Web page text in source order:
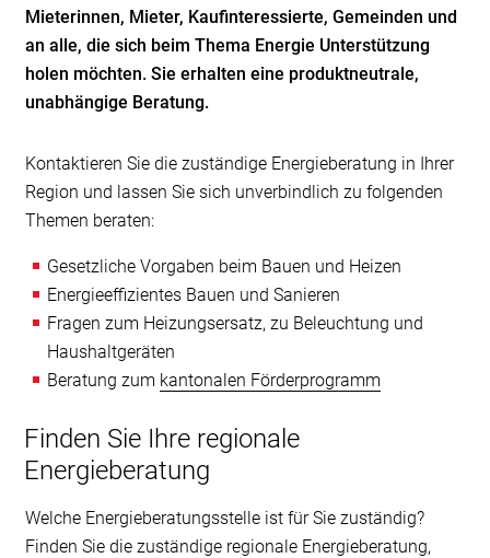
Mieterinnen, Mieter, Kaufinteressierte, Gemeinden und
an alle, die sich beim Thema Energie Unterstützung
holen möchten. Sie erhalten eine produktneutrale,
unabhängige Beratung.
Kontaktieren Sie die zuständige Energieberatung in Ihrer
Region und lassen Sie sich unverbindlich zu folgenden
Themen beraten:
Gesetzliche Vorgaben beim Bauen und Heizen
Energieeffizientes Bauen und Sanieren
Fragen zum Heizungsersatz, zu Beleuchtung und
Haushaltgeräten
Beratung zum kantonalen Förderprogramm
Finden Sie Ihre regionale
Energieberatung
Welche Energieberatungsstelle ist für Sie zuständig?
Finden Sie die zuständige regionale Energieberatung,